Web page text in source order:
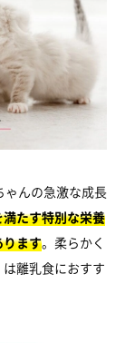
ゃんの急激な成長
たす特別な栄養
ます。柔らかく
離乳食におすす